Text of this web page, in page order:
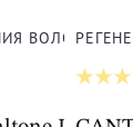
ВОЛОС ДЛЯ